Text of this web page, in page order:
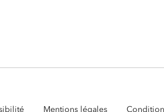
Mentions légales